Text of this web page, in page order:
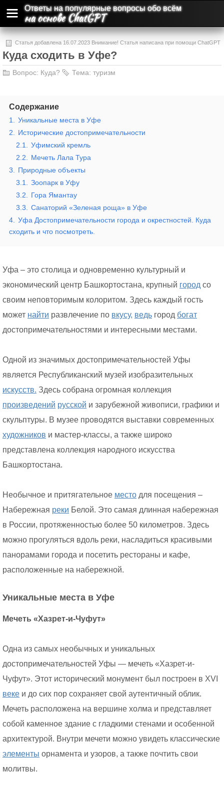
Ответы на популярные вопросы обо всём
на основе ChatGPT
Статья добавлена 16.07.2023 Внимание! Статья написана при помощи ChatGPT
и может содержать ошибки и неточности.
Куда сходить в Уфе?
Вопрос: Куда? Тема: туризм
Содержание
1.
Уникальные места в Уфе
2.
Исторические достопримечательности
2.1.
Уфимский кремль
2.2.
Мечеть Лала Тура
3.
Природные объекты
3.1.
Зоопарк в Уфу
3.2.
Гора Ямантау
3.3.
Санаторий «Зеленая роща» в Уфе
4.
Уфа Достопримечательности города и окрестностей. Куда
сходить и что посмотреть.
Уфа – это столица и одновременно культурный и
экономический центр Башкортостана, крупный город со
своим неповторимым колоритом. Здесь каждый гость
может найти развлечение по вкусу, ведь город богат
достопримечательностями и интересными местами.
Одной из значимых достопримечательностей Уфы
является Республиканский музей изобразительных
искусств. Здесь собрана огромная коллекция
произведений русской и зарубежной живописи, графики и
скульптуры. В музее проводятся выставки современных
художников и мастер-классы, а также широко
представлена коллекция народного искусства
Башкортостана.
Необычное и притягательное место для посещения –
Набережная реки Белой. Это самая длинная набережная
в России, протяженностью более 50 километров. Здесь
можно прогуляться вдоль реки, насладиться красивыми
панорамами города и посетить рестораны и кафе,
расположенные на набережной.
Уникальные места в Уфе
Мечеть «Хазрет-и-Чуфут»
Одна из самых необычных и уникальных
достопримечательностей Уфы — мечеть «Хазрет-и-
Чуфут». Этот исторический монумент был построен в XVI
веке и до сих пор сохраняет свой аутентичный облик.
Мечеть расположена на вершине холма и представляет
собой каменное здание с гладкими стенами и особенной
архитектурой. Внутри мечети можно увидеть классические
элементы орнамента и узоров, а также почтить свои
молитвы.